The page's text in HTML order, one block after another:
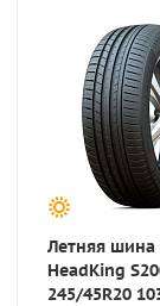
Летняя шина
HeadKing
245/45R20